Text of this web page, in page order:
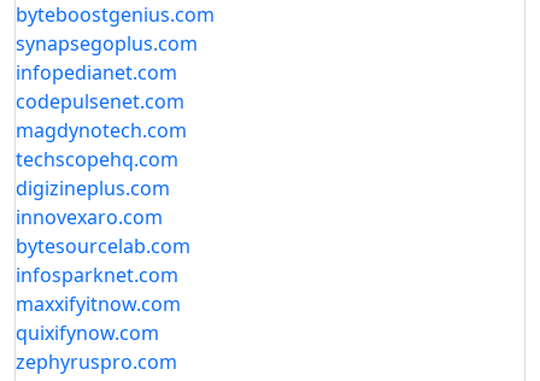
byteboostgenius.com
synapsegoplus.com
infopedianet.com
codepulsenet.com
magdynotech.com
techscopehq.com
digizineplus.com
innovexaro.com
bytesourcelab.com
infosparknet.com
maxxifyitnow.com
quixifynow.com
zephyruspro.com